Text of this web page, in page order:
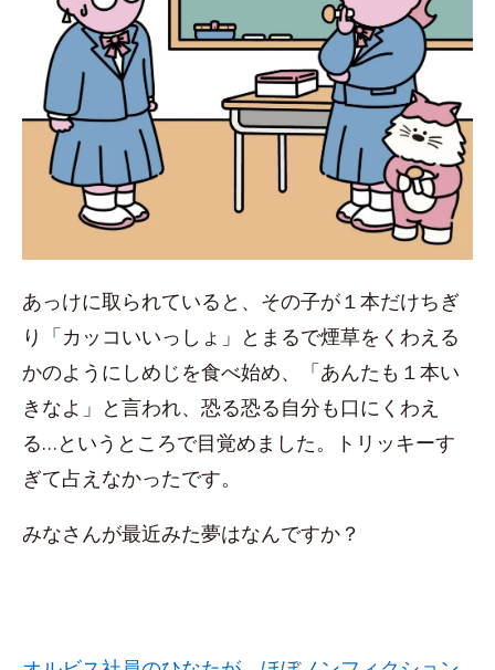
あっけに取られていると、その子が１本だけちぎ
り「カッコいいっしょ」とまるで煙草をくわえる
かのようにしめじを食べ始め、「あんたも１本い
きなよ」と言われ、恐る恐る自分も口にくわえ
る…というところで目覚めました。トリッキーす
ぎて占えなかったです。
みなさんが最近みた夢はなんですか？